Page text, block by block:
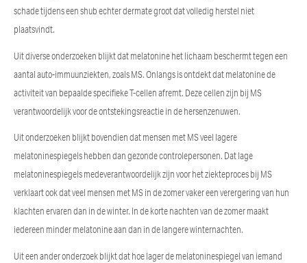
schade tijdens een shub echter dermate groot dat volledig herstel niet
plaatsvindt.
Uit diverse onderzoeken blijkt dat melatonine het lichaam beschermt tegen een
aantal auto-immuunziekten, zoals MS. Onlangs is ontdekt dat melatonine de
activiteit van bepaalde specifieke T-cellen afremt. Deze cellen zijn bij MS
verantwoordelijk voor de ontstekingsreactie in de hersenzenuwen.
Uit onderzoeken blijkt bovendien dat mensen met MS veel lagere
melatoninespiegels hebben dan gezonde controlepersonen. Dat lage
melatoninespiegels medeverantwoordelijk zijn voor het ziekteproces bij MS
verklaart ook dat veel mensen met MS in de zomer vaker een verergering van hun
klachten ervaren dan in de winter. In de korte nachten van de zomer maakt
iedereen minder melatonine aan dan in de langere winternachten.
Uit een ander onderzoek blijkt dat hoe lager de melatoninespiegel van iemand